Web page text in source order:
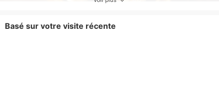
Basé sur votre visite récente